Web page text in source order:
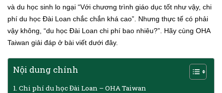
và du học sinh lo ngại “Với chương trình giáo dục tốt như vậy, chi
phí du học Đài Loan chắc chắn khá cao”. Nhưng thực tế có phải
vậy không, “du học Đài Loan chi phí bao nhiêu?”. Hãy cùng OHA
Taiwan giải đáp ở bài viết dưới đây.
Nội dung chính
Chi phí du học Đài Loan – OHA Taiwan